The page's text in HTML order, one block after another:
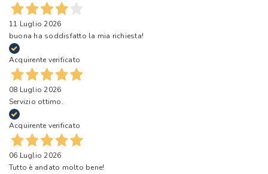
11 Luglio 2026
buona ha soddisfatto la mia richiesta!
Acquirente verificato
08 Luglio 2026
Servizio ottimo.
Acquirente verificato
06 Luglio 2026
Tutto è andato molto bene!